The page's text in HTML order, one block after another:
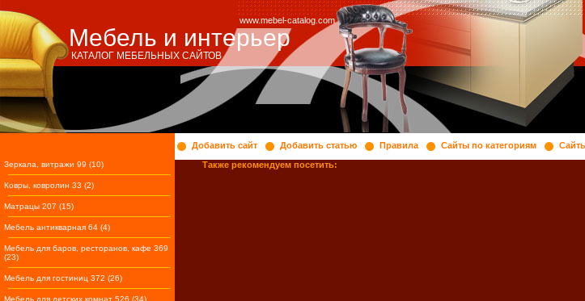
Мебель и интерьер
www.mebel-catalog.com
КАТАЛОГ МЕБЕЛЬНЫХ САЙТОВ
Зеркала, витражи 99 (10)
Ковры, ковролин 33 (2)
Матрацы 207 (15)
Мебель антикварная 64 (4)
Мебель для баров, ресторанов, кафе 369
(23)
Мебель для гостиниц 372 (26)
Мебель для детских комнат 526 (34)
Добавить сайт Добавить статью Правила Сайты по категориям
Также рекомендуем посетить: